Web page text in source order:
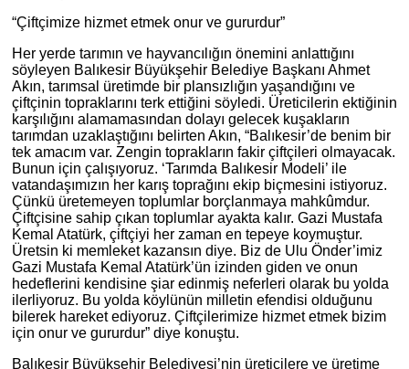
“Çiftçimize hizmet etmek onur ve gururdur”
Her yerde tarımın ve hayvancılığın önemini anlattığını
söyleyen Balıkesir Büyükşehir Belediye Başkanı Ahmet
Akın, tarımsal üretimde bir plansızlığın yaşandığını ve
çiftçinin topraklarını terk ettiğini söyledi. Üreticilerin ektiğinin
karşılığını alamamasından dolayı gelecek kuşakların
tarımdan uzaklaştığını belirten Akın, “Balıkesir’de benim bir
tek amacım var. Zengin toprakların fakir çiftçileri olmayacak.
Bunun için çalışıyoruz. ‘Tarımda Balıkesir Modeli’ ile
vatandaşımızın her karış toprağını ekip biçmesini istiyoruz.
Çünkü üretemeyen toplumlar borçlanmaya mahkûmdur.
Çiftçisine sahip çıkan toplumlar ayakta kalır. Gazi Mustafa
Kemal Atatürk, çiftçiyi her zaman en tepeye koymuştur.
Üretsin ki memleket kazansın diye. Biz de Ulu Önder’imiz
Gazi Mustafa Kemal Atatürk’ün izinden giden ve onun
hedeflerini kendisine şiar edinmiş neferleri olarak bu yolda
ilerliyoruz. Bu yolda köylünün milletin efendisi olduğunu
bilerek hareket ediyoruz. Çiftçilerimize hizmet etmek bizim
için onur ve gururdur” diye konuştu.
Balıkesir Büyükşehir Belediyesi’nin üreticilere ve üretime